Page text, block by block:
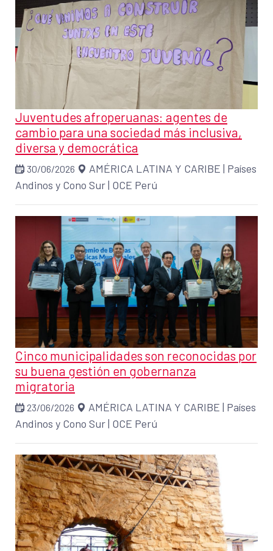
Juventudes afroperuanas: agentes de
cambio para una sociedad más inclusiva,
diversa y democrática
30/06/2026 AMÉRICA LATINA Y CARIBE | Países
Andinos y Cono Sur| OCE Perú
Cinco municipalidades son reconocidas por
su buena gestión en gobernanza
migratoria
23/06/2026 AMÉRICA LATINA Y CARIBE | Países
Andinos y Cono Sur| OCE Perú